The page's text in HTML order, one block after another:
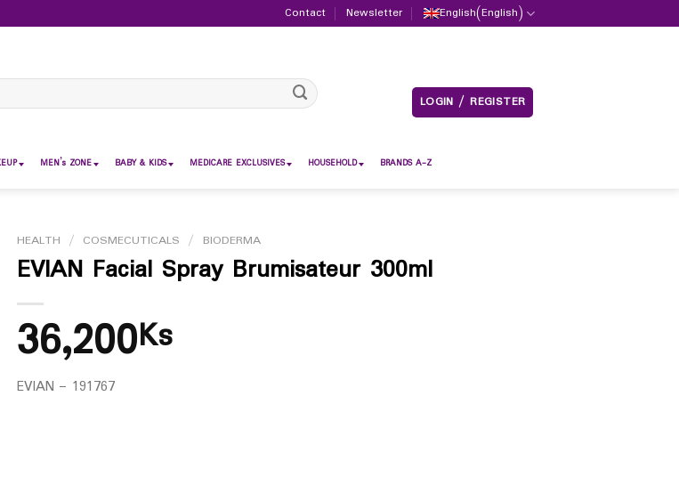
Contact Newsletter English(English)
LOGIN / REGISTER
MEN’s ZONE BABY & KIDS MEDICARE EXCLUSIVES HOUSEHOLD BRANDS A-Z
HEALTH / COSMECUTICALS / BIODERMA
EVIAN Facial Spray Brumisateur 300ml
36,200Ks
EVIAN – 191767